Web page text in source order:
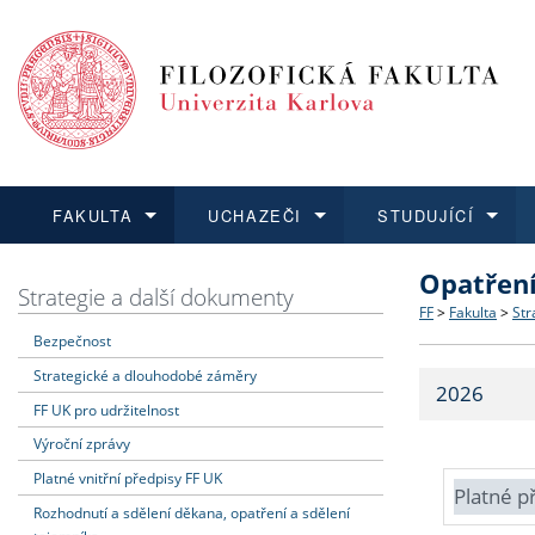
FAKULTA
Dozvědět se více
Struktura
Strategie
Fakultní
UCHAZEČI
Podat přihlášku
Co
Učitelské
STUDUJÍCÍ
Dozvědět se více
Dozvědět se více
O vědě a
Dozvědět se více
Aktuální
Strategie a další dokumenty
Bezpečnost
Strategické a dlouhodobé záměry
FF UK pro udržitelnost
Výroční zprávy
Platné vnitřní předpisy FF UK
Rozhodnutí a sdělení děkana, opatření a sdělení
FF > Fakulta >
2026
Platné